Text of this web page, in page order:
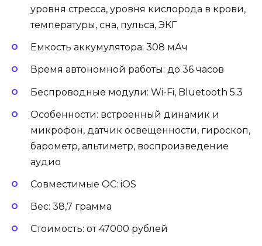
уровня стресса, уровня кислорода в крови,
температуры, сна, пульса, ЭКГ
Емкость аккумулятора: 308 мАч
Время автономной работы: до 36 часов
Беспроводные модули: Wi-Fi, Bluetooth 5.3
Особенности: встроенный динамик и
микрофон, датчик освещенности, гироскоп,
барометр, альтиметр, воспроизведение
аудио
Совместимые ОС: iOS
Вес: 38,7 грамма
Стоимость: от 47000 рублей